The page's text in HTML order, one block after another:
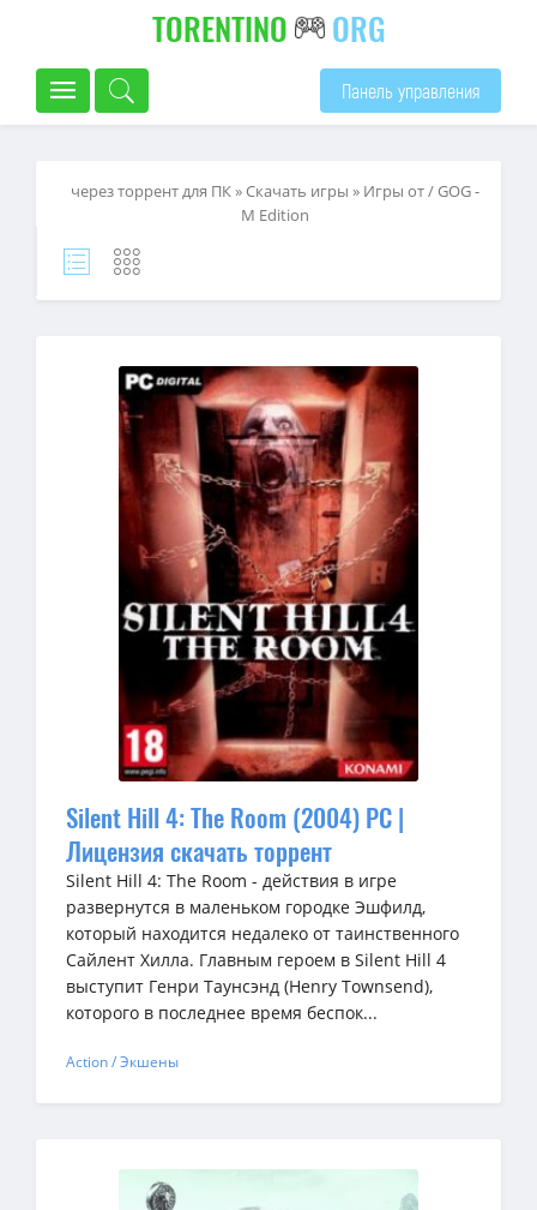
TORENTINO ORG
Панель управления
через торрент для ПК»Скачать игры » Игры от / GOG -
M Edition
Silent Hill 4: The Room (2004) PC |
Лицензия скачать торрент
Silent Hill 4: The Room - действия в игре
развернутся в маленьком городке Эшфилд,
который находится недалеко от таинственного
Сайлент Хилла. Главным героем в Silent Hill 4
выступит Генри Таунсэнд (Henry Townsend),
которого в последнее время беспок...
Action / Экшены